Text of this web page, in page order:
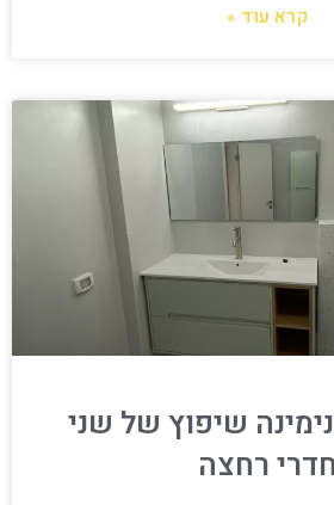
קרא עוד »
שיפוץ של שני
חדרי רחצה